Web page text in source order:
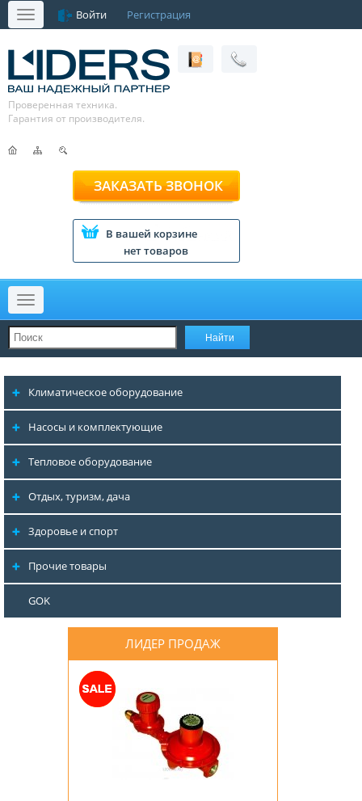
Меню Войти Регистрация
Проверенная техника.
Гарантия от производителя.
ЗАКАЗАТЬ ЗВОНОК
В вашей корзине
нет товаров
Меню
Климатическое оборудование
Насосы и комплектующие
Тепловое оборудование
Отдых, туризм, дача
Здоровье и спорт
Прочие товары
GOK
ЛИДЕР ПРОДАЖ